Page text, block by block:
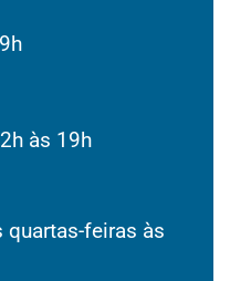
às 19h
feiras às